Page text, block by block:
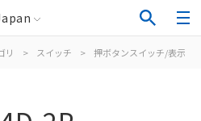
リ > スイッチ > 押ボタンスイッチ/表示灯